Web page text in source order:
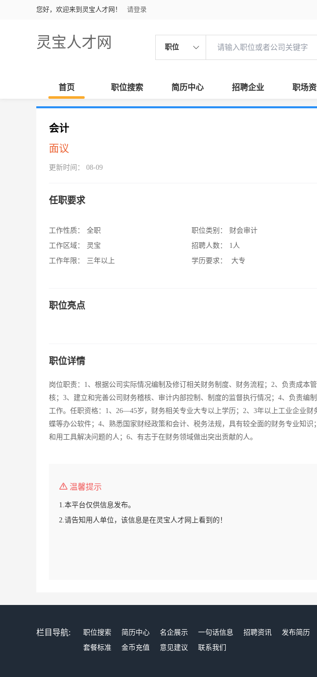
您好，欢迎来到灵宝人才网！ 请登录
灵宝人才网 职位
首页 职位搜索 简历中心 招聘企业 职场
会计
面议
更新时间： 08-09
任职要求
工作性质：
全职
工作区域：
灵宝
工作年限：
三年以上
职位类别：
财会审计
招聘人数：
1人
学历要求：
大专
职位亮点
职位详情
岗位职责：1、根据公司实际情况编制及修订相关财务制度、财务流程；2、负责成本
核；3、建立和完善公司财务稽核、审计内部控制、制度的监督执行情况；4、负责编
工作。任职资格：1、26—45岁，财务相关专业大专以上学历；2、3年以上工业企业财
蝶等办公软件；4、熟悉国家财经政策和会计、税务法规，具有较全面的财务专业知
和用工具解决问题的人；6、有志于在财务领域做出突出贡献的人。
温馨提示
1.本平台仅供信息发布。
2.请告知用人单位，该信息是在灵宝人才网上看到的！
栏目导航: 职位搜索 简历中心 名企展示 一句话信息 招聘资讯 发布简历
套餐标准
金币充值 意见建议 联系我们